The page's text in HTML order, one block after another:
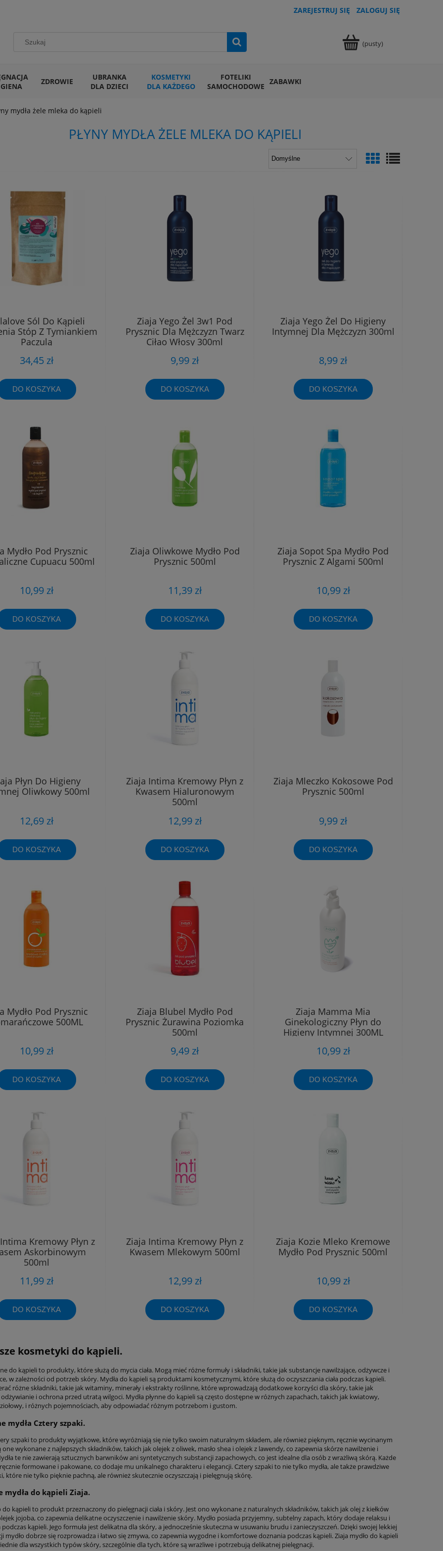
ZAREJESTRUJ SIĘ ZALOGUJ SIĘ
(pusty)
ZDROWIE
UBRANKA
DLA DZIECI
KOSMETYKI
DLA KAŻDEGO
FOTELIKI
SAMOCHODOWE ZABAWKI
mydła żele mleka do kąpieli
PŁYNY MYDŁA ŻELE MLEKA DO KĄPIELI
Sól Do Kąpieli
Stóp Z Tymiankiem
Paczulą
34,45 zł
DO KOSZYKA
Ziaja Yego Żel 3w1 Pod
Prysznic Dla Mężczyzn Twarz
Ciłao Włosy 300ml
9,99 zł
DO KOSZYKA
Ziaja Yego Żel Do Higieny
Intymnej Dla Mężczyzn 300ml
8,99 zł
DO KOSZYKA
Mydło Pod Prysznic
Cupuacu 500ml
10,99 zł
DO KOSZYKA
Ziaja Oliwkowe Mydło Pod
Prysznic 500ml
11,39 zł
DO KOSZYKA
Ziaja Sopot Spa Mydło Pod
Prysznic Z Algami 500ml
10,99 zł
DO KOSZYKA
Płyn Do Higieny
Oliwkowy 500ml
12,69 zł
DO KOSZYKA
Ziaja Intima Kremowy Płyn z
Kwasem Hialuronowym
500ml
12,99 zł
DO KOSZYKA
Ziaja Mleczko Kokosowe Pod
Prysznic 500ml
9,99 zł
DO KOSZYKA
Mydło Pod Prysznic
500ML
10,99 zł
DO KOSZYKA
Ziaja Blubel Mydło Pod
Prysznic Żurawina Poziomka
500ml
9,49 zł
DO KOSZYKA
Ziaja Mamma Mia
Ginekologiczny Płyn do
Higieny Intymnej 300ML
10,99 zł
DO KOSZYKA
Kremowy Płyn z
Askorbinowym
500ml
11,99 zł
DO KOSZYKA
Ziaja Intima Kremowy Płyn z
Kwasem Mlekowym 500ml
12,99 zł
DO KOSZYKA
Ziaja Kozie Mleko Kremowe
Mydło Pod Prysznic 500ml
10,99 zł
DO KOSZYKA
kosmetyki do kąpieli.
do kąpieli to produkty, które służą do mycia ciała. Mogą mieć różne formuły i składniki, takie jak substancje nawilżające, odżywcze i
w zależności od potrzeb skóry. Mydła do kąpieli są produktami kosmetycznymi, które służą do oczyszczania ciała podczas kąpieli.
różne składniki, takie jak witaminy, minerały i ekstrakty roślinne, które wprowadzają dodatkowe korzyści dla skóry, takie jak
i ochrona przed utratą wilgoci. Mydła płynne do kąpieli są często dostępne w różnych zapachach, takich jak kwiatowy,
i różnych pojemnościach, aby odpowiadać różnym potrzebom i gustom.
mydła Cztery szpaki.
szpaki to produkty wyjątkowe, które wyróżniają się nie tylko swoim naturalnym składem, ale również pięknym, ręcznie wycinanym
one wykonane z najlepszych składników, takich jak olejek z oliwek, masło shea i olejek z lawendy, co zapewnia skórze nawilżenie i
te nie zawierają sztucznych barwników ani syntetycznych substancji zapachowych, co jest idealne dla osób z wrażliwą skórą. Każde
formowane i pakowane, co dodaje mu unikalnego charakteru i elegancji. Cztery szpaki to nie tylko mydła, ale także prawdziwe
które nie tylko pięknie pachną, ale również skutecznie oczyszczają i pielęgnują skórę.
mydła do kąpieli Ziaja.
do kąpieli to produkt przeznaczony do pielęgnacji ciała i skóry. Jest ono wykonane z naturalnych składników, takich jak olej z kiełków
jojoba, co zapewnia delikatne oczyszczenie i nawilżenie skóry. Mydło posiada przyjemny, subtelny zapach, który dodaje relaksu i
kąpieli. Jego formuła jest delikatna dla skóry, a jednocześnie skuteczna w usuwaniu brudu i zanieczyszczeń. Dzięki swojej lekkiej
mydło dobrze się rozprowadza i łatwo się zmywa, co zapewnia wygodne i komfortowe doznania podczas kąpieli. Ziaja mydło do kąpieli
dla wszystkich typów skóry, szczególnie dla tych, które są wrażliwe i potrzebują delikatnej pielęgnacji.